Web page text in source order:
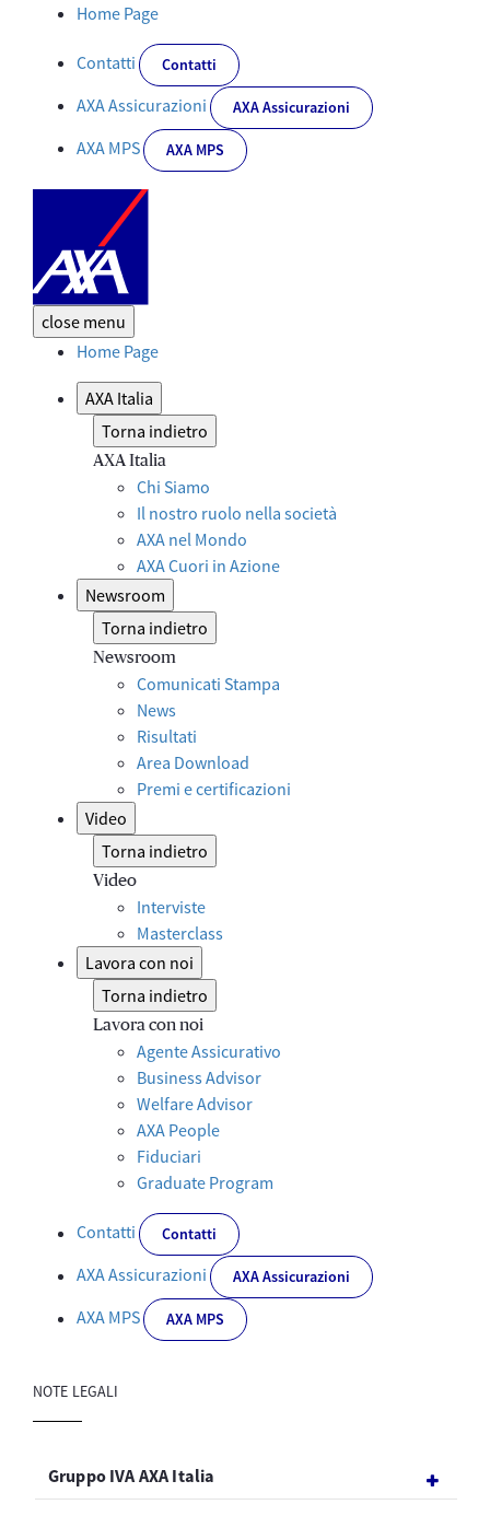
Note legali | AXA - Corporate - Corporate
Home Page
Contatti Contatti
AXA Assicurazioni AXA Assicurazioni
AXA MPS AXA MPS
close menu
Home Page
AXA Italia
Torna indietro
AXA Italia
Chi Siamo
Il nostro ruolo nella società
AXA nel Mondo
AXA Cuori in Azione
Newsroom
Torna indietro
Newsroom
Comunicati Stampa
News
Risultati
Area Download
Premi e certificazioni
Video
Torna indietro
Video
Interviste
Masterclass
Lavora con noi
Torna indietro
Lavora con noi
Agente Assicurativo
Business Advisor
Welfare Advisor
AXA People
Fiduciari
Graduate Program
Contatti Contatti
AXA Assicurazioni AXA Assicurazioni
AXA MPS AXA MPS
NOTE LEGALI
Gruppo IVA AXA Italia